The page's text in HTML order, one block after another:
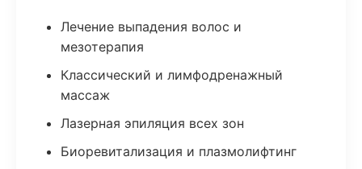
Лечение выпадения волос и
мезотерапия
Классический и лимфодренажный
массаж
Лазерная эпиляция всех зон
Биоревитализация и плазмолифтинг